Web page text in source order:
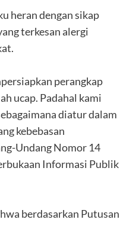
heran dengan sikap
terkesan alergi
perangkap
ucap. Padahal kami
diatur dalam
kebebasan
Undang Nomor 14
Informasi Publik
berdasarkan Putusan